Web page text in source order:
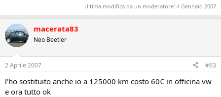
Ultima modifica da un moderatore: 4 Gennaio 2007
macerata83
Neo Beetler
2 Aprile 2007 #63
l'ho sostituito anche io a 125000 km costo 60€ in officina vw
e ora tutto ok